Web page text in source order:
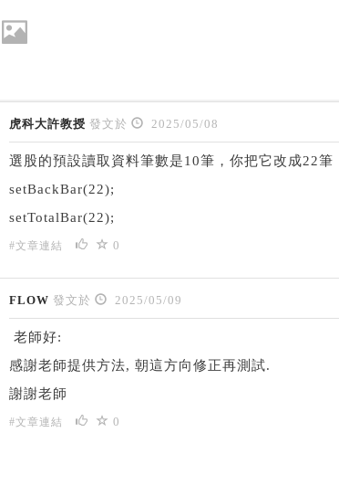
虎科大許教授 發文於 2025/05/08
選股的預設讀取資料筆數是10筆，你把它改成22筆
setBackBar(22);
setTotalBar(22);
#文章連結 0
FLOW 發文於 2025/05/09
老師好:
感謝老師提供方法, 朝這方向修正再測試.
謝謝老師
#文章連結 0